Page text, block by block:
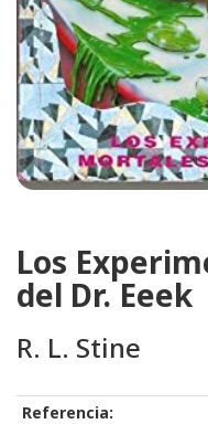
Los
del Dr. Eeek
R. L. Stine
Referencia: